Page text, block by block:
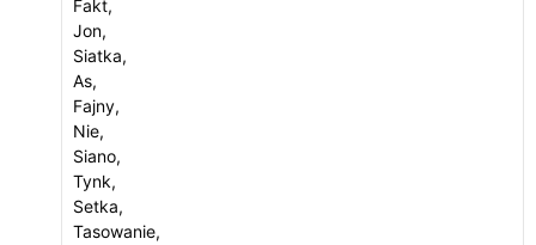
Fakt,
Jon,
Siatka,
As,
Fajny,
Nie,
Siano,
Tynk,
Setka,
Tasowanie,